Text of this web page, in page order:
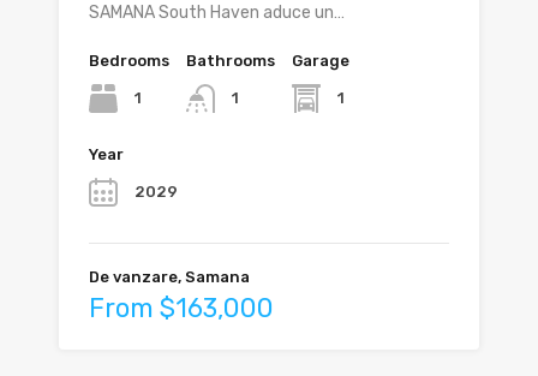
SAMANA South Haven aduce un…
Bedrooms
1
Bathrooms
1
Garage
1
Year
2029
De vanzare, Samana
From $163,000